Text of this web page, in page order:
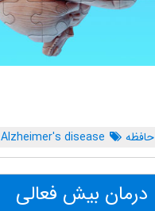
حافظه Alzheimer's disease
درمان بیش فعالی